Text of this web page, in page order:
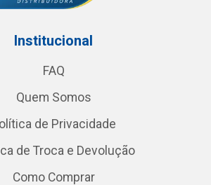
Institucional
FAQ
Quem Somos
de Privacidade
de Troca e Devolução
Como Comprar